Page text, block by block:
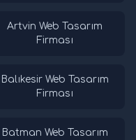
Artvin Web Tasarım
Firması
Balıkesir Web Tasarım
Firması
Batman Web Tasarım